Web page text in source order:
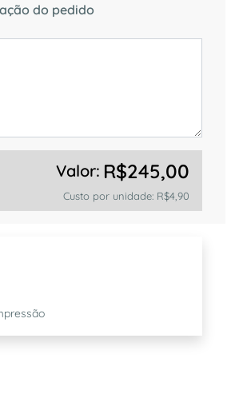
reuniões e entrega
e memorável.
do pedido
Valor: R$245,00
Custo por unidade: R$4,90